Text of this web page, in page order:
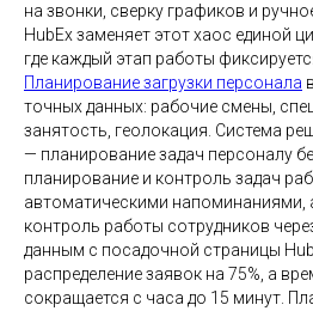
на звонки, сверку графиков и
HubEx заменяет этот хаос единой
где каждый этап работы
Планирование загрузки персонала
точных данных: рабочие смены,
занятость, геолокация. Система
— планирование задач персоналу
планирование и контроль задач
автоматическими напоминаниями,
контроль работы сотрудников
данным с посадочной страницы
распределение заявок на 75%, а
сокращается с часа до 15 минут.